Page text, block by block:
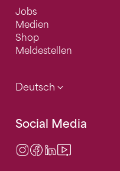
Jobs
Medien
Shop
Meldestellen
Deutsch
Social Media
Instagram
Facebook
LinkedIn